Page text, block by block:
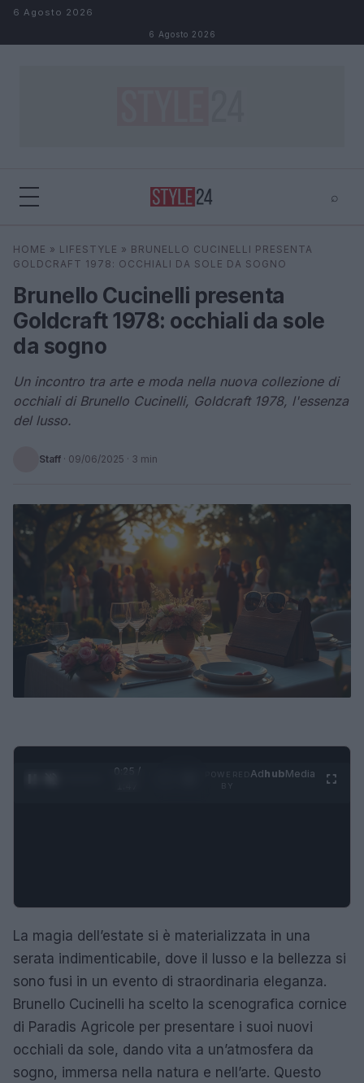
Salta al contenuto
6 Agosto 2026
6 Agosto 2026
⌕
Cerca ⌕
HOME » LIFESTYLE » BRUNELLO CUCINELLI PRESENTA
GOLDCRAFT 1978: OCCHIALI DA SOLE DA SOGNO
Brunello Cucinelli presenta
Goldcraft 1978: occhiali da sole
da sogno
Un incontro tra arte e moda nella nuova collezione di
occhiali di Brunello Cucinelli, Goldcraft 1978, l'essenza
del lusso.
Staff · 09/06/2025 · 3 min
0:26 /
AdhubMedia
La magia dell’estate si è materializzata in una
serata indimenticabile, dove il lusso e la bellezza si
sono fusi in un evento di straordinaria eleganza.
Brunello Cucinelli ha scelto la scenografica cornice
di Paradis Agricole per presentare i suoi nuovi
occhiali da sole, dando vita a un’atmosfera da
sogno, immersa nella natura e nell’arte. Questo